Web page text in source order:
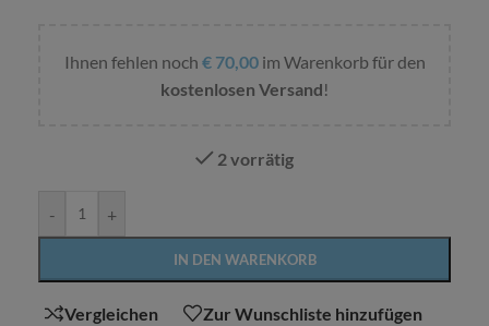
Ihnen fehlen noch €70,00im Warenkorb für den
kostenlosen Versand!
2 vorrätig
- +
IN DEN WARENKORB
Vergleichen Zur Wunschliste hinzufügen